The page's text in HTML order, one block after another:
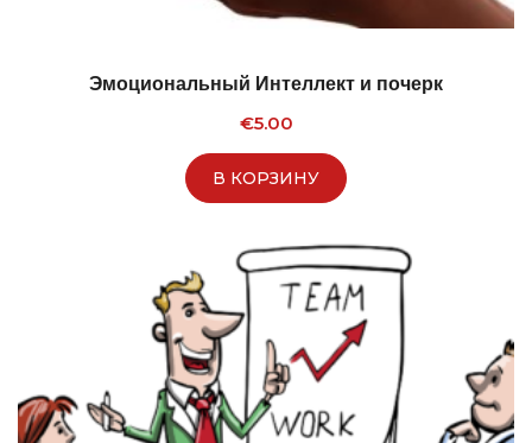
Эмоциональный Интеллект и почерк
€5.00
В КОРЗИНУ